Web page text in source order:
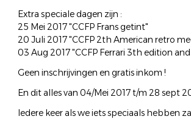
Extra speciale dagen zijn :
25 Mei 2017 "CCFP Frans getint"
20 Juli 2017 "CCFP 2th American retro
03 Aug 2017 "CCFP Ferrari 3th edition
Geen inschrijvingen en gratis inkom !
En dit alles van 04/Mei 2017 t/m 28 sept
Iedere keer als we iets speciaals hebben